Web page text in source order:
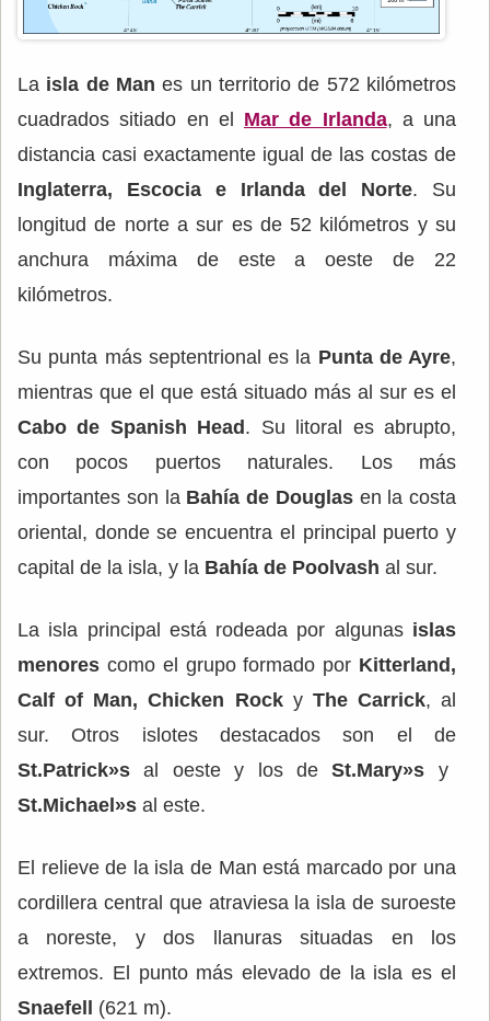
La isla de Man es un territorio de 572 kilómetros
cuadrados sitiado en el Mar de Irlanda, a una
distancia casi exactamente igual de las costas de
Inglaterra, Escocia e Irlanda del Norte. Su
longitud de norte a sur es de 52 kilómetros y su
anchura máxima de este a oeste de 22
kilómetros.
Su punta más septentrional es la Punta de Ayre,
mientras que el que está situado más al sur es el
Cabo de Spanish Head . Su litoral es abrupto,
con pocos puertos naturales. Los más
importantes son la Bahía de Douglasen la costa
oriental, donde se encuentra el principal puerto y
capital de la isla, y la Bahía de Poolvash al sur.
La isla principal está rodeada por algunas islas
menores como el grupo formado por Kitterland,
Calf of Man, Chicken Rock y The Carrick, al
sur. Otros islotes destacados son el de
St.Patrick»s al oeste y los deSt.Mary»s y
St.Michael»s al este.
El relieve de la isla de Man está marcado por una
cordillera central que atraviesa la isla de suroeste
a noreste, y dos llanuras situadas en los
extremos. El punto más elevado de la isla es el
Snaefell
(621 m).